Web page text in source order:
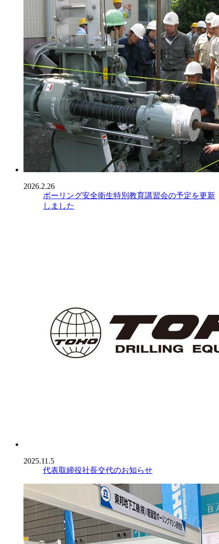
2026.2.26
ボーリング安全衛生特別教育講習会の予定を更新
しました
2025.11.5
代表取締役社長交代のお知らせ